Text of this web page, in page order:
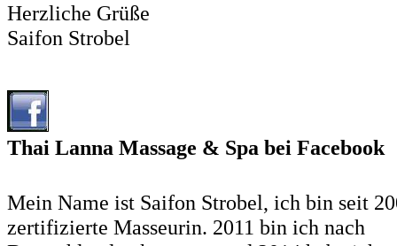
Herzliche Grüße
Saifon Strobel
Thai Lanna Massage & Spa bei Facebook
Mein Name ist Saifon Strobel, ich bin seit
zertifizierte Masseurin. 2011 bin ich nach